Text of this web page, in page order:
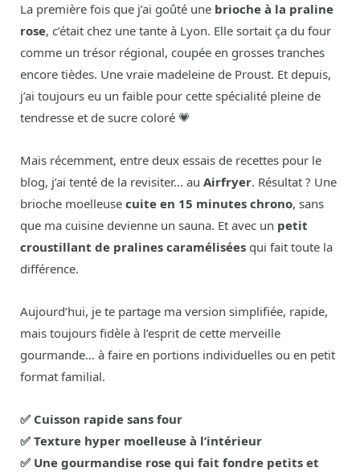
La première fois que j’ai goûté une brioche à la praline
rose, c’était chez une tante à Lyon. Elle sortait ça du four
comme un trésor régional, coupée en grosses tranches
encore tièdes. Une vraie madeleine de Proust. Et depuis,
j’ai toujours eu un faible pour cette spécialité pleine de
tendresse et de sucre coloré 💗
Mais récemment, entre deux essais de recettes pour le
blog, j’ai tenté de la revisiter… au Airfryer. Résultat ? Une
brioche moelleuse cuite en 15 minutes chrono, sans
que ma cuisine devienne un sauna. Et avec un petit
croustillant de pralines caramélisées qui fait toute la
différence.
Aujourd’hui, je te partage ma version simplifiée, rapide,
mais toujours fidèle à l’esprit de cette merveille
gourmande… à faire en portions individuelles ou en petit
format familial.
✅ Cuisson rapide sans four
✅ Texture hyper moelleuse à l’intérieur
✅ Une gourmandise rose qui fait fondre petits et